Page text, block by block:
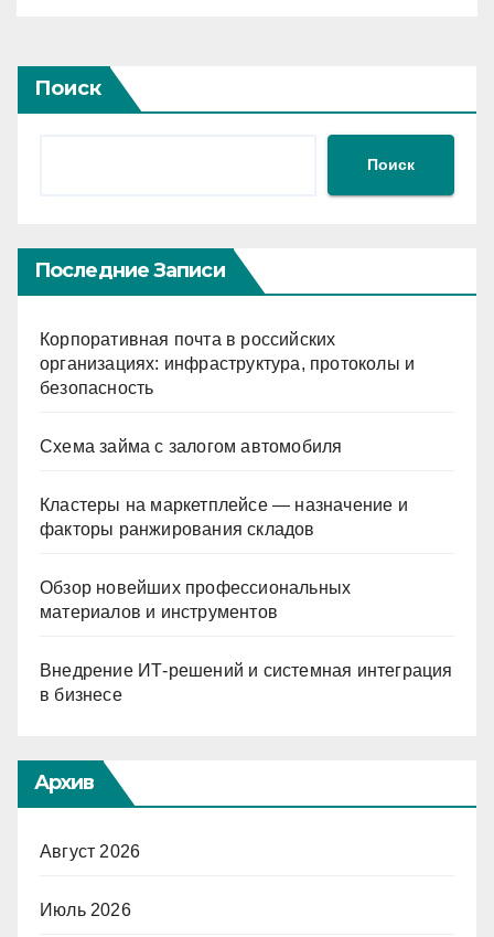
Поиск
Поиск
Последние Записи
Корпоративная почта в российских
организациях: инфраструктура, протоколы и
безопасность
Схема займа с залогом автомобиля
Кластеры на маркетплейсе — назначение и
факторы ранжирования складов
Обзор новейших профессиональных
материалов и инструментов
Внедрение ИТ-решений и системная интеграция
в бизнесе
Архив
Август 2026
Июль 2026